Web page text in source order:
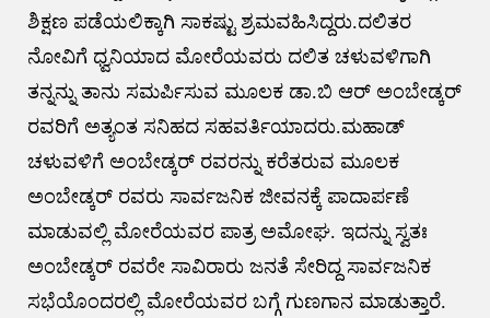
ಶಿಕ್ಷಣ ಪಡೆಯಲಿಕ್ಕಾಗಿ ಸಾಕಷ್ಟು ಶ್ರಮವಹಿಸಿದ್ದರು.ದಲಿತರ
ನೋವಿಗೆ ಧ್ವನಿಯಾದ ಮೋರೆಯವರು ದಲಿತ ಚಳುವಳಿಗಾಗಿ
ತನ್ನನ್ನು ತಾನು ಸಮರ್ಪಿಸುವ ಮೂಲಕ ಡಾ.ಬಿ ಆರ್ ಅಂಬೇಡ್ಕರ್
ರವರಿಗೆ ಅತ್ಯಂತ ಸನಿಹದ ಸಹವರ್ತಿಯಾದರು.ಮಹಾಡ್
ಚಳುವಳಿಗೆ ಅಂಬೇಡ್ಕರ್ ರವರನ್ನು ಕರೆತರುವ ಮೂಲಕ
ಅಂಬೇಡ್ಕರ್ ರವರು ಸಾರ್ವಜನಿಕ ಜೀವನಕ್ಕೆ ಪಾದಾರ್ಪಣೆ
ಮಾಡುವಲ್ಲಿ ಮೋರೆಯವರ ಪಾತ್ರ ಅಮೋಘ. ಇದನ್ನು ಸ್ವತಃ
ಅಂಬೇಡ್ಕರ್ ರವರೇ ಸಾವಿರಾರು ಜನತೆ ಸೇರಿದ್ದ ಸಾರ್ವಜನಿಕ
ಸಭೆಯೊಂದರಲ್ಲಿ ಮೋರೆಯವರ ಬಗ್ಗೆ ಗುಣಗಾನ ಮಾಡುತ್ತಾರೆ.